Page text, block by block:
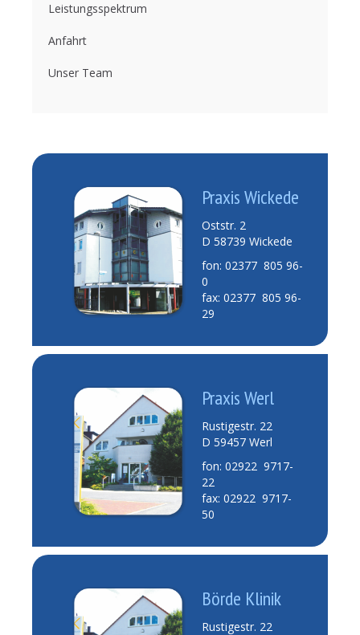
Leistungsspektrum
Anfahrt
Unser Team
Praxis Wickede
Oststr. 2
D 58739 Wickede
fon: 02377 805 96-
0
fax: 02377 805 96-
29
Praxis Werl
Rustigestr. 22
D 59457 Werl
fon: 02922 9717-
22
fax: 02922 9717-
50
Börde Klinik
Rustigestr. 22